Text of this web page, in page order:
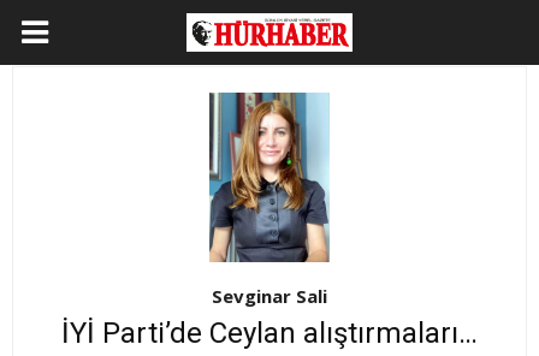
Sevginar Sali
İYİ Parti’de Ceylan alıştırmaları…